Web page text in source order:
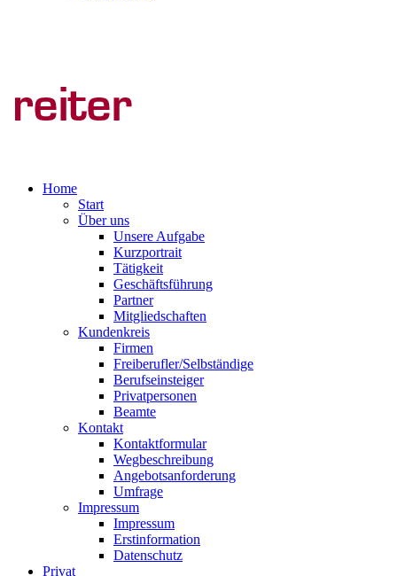
Home
Start
Über uns
Unsere Aufgabe
Kurzportrait
Tätigkeit
Geschäftsführung
Partner
Mitgliedschaften
Kundenkreis
Firmen
Freiberufler/Selbständige
Berufseinsteiger
Privatpersonen
Beamte
Kontakt
Kontaktformular
Wegbeschreibung
Angebotsanforderung
Umfrage
Impressum
Impressum
Erstinformation
Datenschutz
Privat